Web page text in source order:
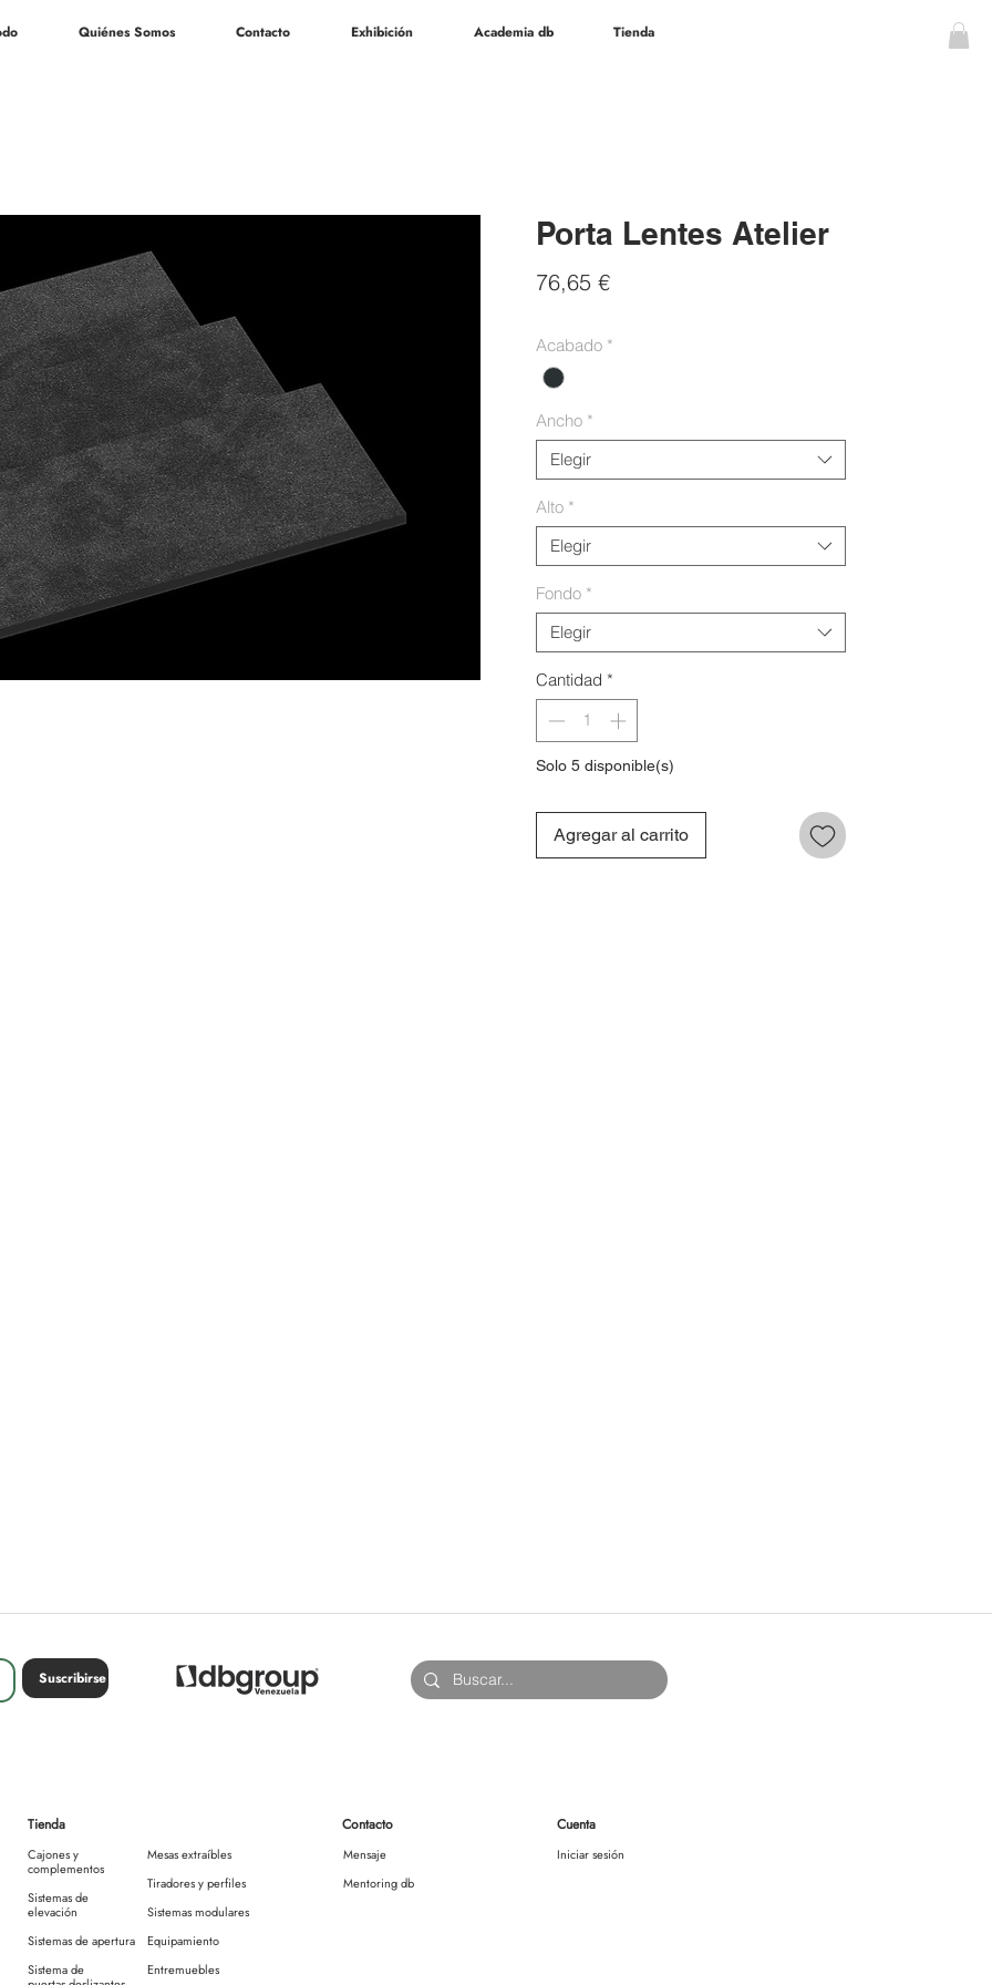
Quiénes Somos Contacto Exhibición Academia db Tienda
Porta Lentes Atelier
76,65 €Precio
Acabado *
Ancho *
Elegir
Alto *
Elegir
Fondo *
Elegir
Cantidad *
Solo 5 disponible(s)
Agregar al carrito
Suscribirse
Tienda
Cajones y
complementos
Sistemas de
elevación
Sistemas de apertura
Sistema de
Mesas extraíbles
Tiradores y perfiles
Sistemas modulares
Equipamiento
Entremuebles
Contacto
Mensaje
Mentoring db
Cuenta
Iniciar sesión